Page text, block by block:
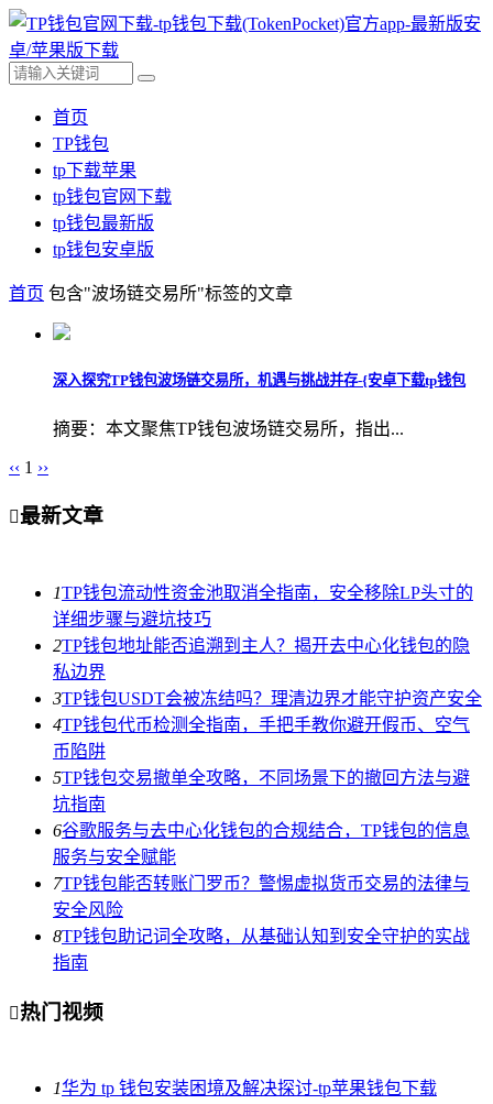
首页
TP钱包
tp下载苹果
tp钱包官网下载
tp钱包最新版
tp钱包安卓版
首页 包含"波场链交易所"标签的文章
深入探究TP钱包波场链交易所，机遇与挑战并存-{安卓下载tp钱包
摘要：本文聚焦TP钱包波场链交易所，指出...
‹‹ 1 ››
最新文章
1TP钱包流动性资金池取消全指南，安全移除LP头寸的
详细步骤与避坑技巧
2TP钱包地址能否追溯到主人？揭开去中心化钱包的隐
私边界
3TP钱包USDT会被冻结吗？理清边界才能守护资产安全
4TP钱包代币检测全指南，手把手教你避开假币、空气
币陷阱
5TP钱包交易撤单全攻略，不同场景下的撤回方法与避
坑指南
6谷歌服务与去中心化钱包的合规结合，TP钱包的信息
服务与安全赋能
7TP钱包能否转账门罗币？警惕虚拟货币交易的法律与
安全风险
8TP钱包助记词全攻略，从基础认知到安全守护的实战
指南
热门视频
1华为 tp 钱包安装困境及解决探讨-tp苹果钱包下载